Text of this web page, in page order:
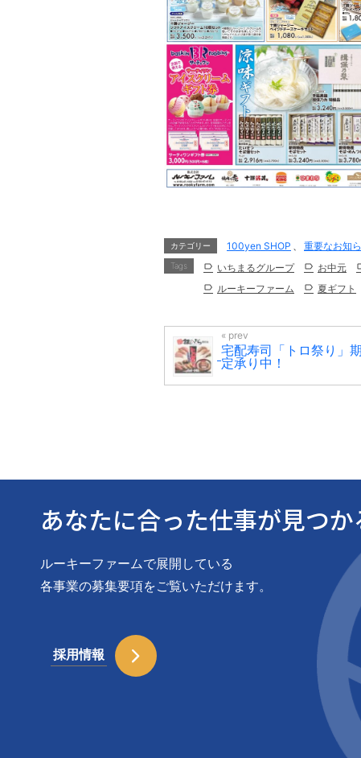
カテゴリー 100yen SHOP 重要なお知
Tags いちまるグループ お中元
ルーキーファーム
夏ギフト
宅配寿司「トロ祭り」
定承り中！
あなたに合った仕事が見つか
ルーキーファームで展開している
各事業の募集要項をご覧いただけます。
採用情報